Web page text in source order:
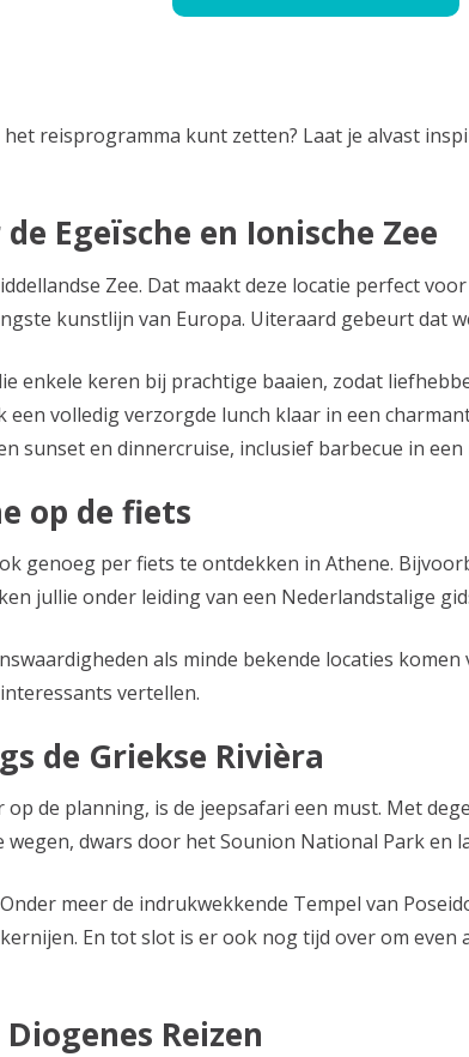
reisprogramma kunt zetten? Laat je alvast
Egeïsche en Ionische Zee
Zee. Dat maakt deze locatie perfect
kunstlijn van Europa. Uiteraard gebeurt dat
enkele keren bij prachtige baaien, zodat
volledig verzorgde lunch klaar in een
sunset en dinnercruise, inclusief barbecue in
op de fiets
genoeg per fiets te ontdekken in Athene.
jullie onder leiding van een Nederlandstalige
als minde bekende locaties
vertellen.
de Griekse Rivièra
de planning, is de jeepsafari een must. Met
dwars door het Sounion National Park en
meer de indrukwekkende Tempel van
En tot slot is er ook nog tijd over om even
Reizen